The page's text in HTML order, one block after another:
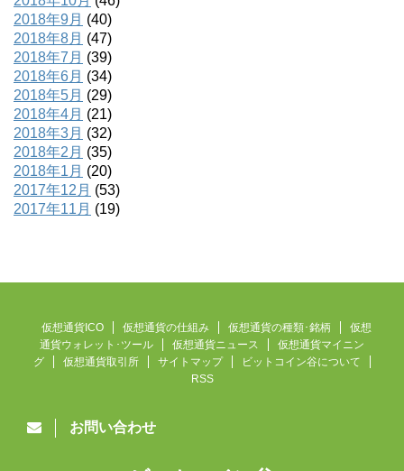
2018年9月 (40)
2018年8月 (47)
2018年7月 (39)
2018年6月 (34)
2018年5月 (29)
2018年4月 (21)
2018年3月 (32)
2018年2月 (35)
2018年1月 (20)
2017年12月 (53)
2017年11月 (19)
仮想通貨ICO 仮想通貨の仕組み 仮想通貨の種類･銘柄
仮想
通貨ウォレット･ツール
仮想通貨ニュース
仮想通貨マイニン
グ
仮想通貨取引所 サイトマップ
ビットコイン谷について
RSS
お問い合わせ